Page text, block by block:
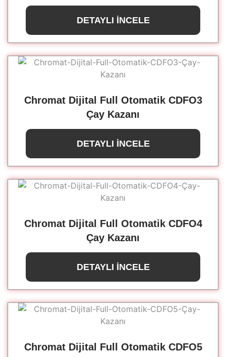
DETAYLI İNCELE
Chromat Dijital Full Otomatik CDFO3
Çay Kazanı
DETAYLI İNCELE
Chromat Dijital Full Otomatik CDFO4
Çay Kazanı
DETAYLI İNCELE
Chromat Dijital Full Otomatik CDFO5